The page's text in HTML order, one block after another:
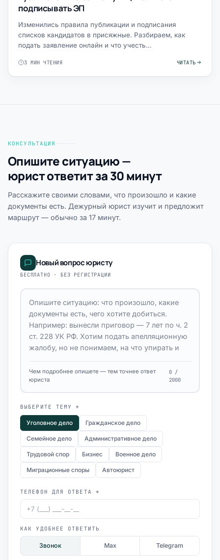
подписывать ЭП
Изменились правила публикации и подписания
списков кандидатов в присяжные. Разбираем, как
подать заявление онлайн и что учесть
3 МИН ЧТЕНИЯ ЧИТАТЬ
КОНСУЛЬТАЦИЯ
Опишите ситуацию —
юрист ответит за 30 минут
Расскажите своими словами, что произошло и какие
документы есть. Дежурный юрист изучит и предложит
маршрут — обычно за 17 минут.
Новый вопрос юристу
БЕСПЛАТНО · БЕЗ РЕГИСТРАЦИИ
Чем подробнее опишете — тем точнее ответ
юриста
0 /
2000
ВЫБЕРИТЕ ТЕМУ *
Уголовное дело Гражданское дело
Семейное дело Административное дело
Трудовой спор Бизнес Военное дело
Миграционные споры Автоюрист
ТЕЛЕФОН ДЛЯ ОТВЕТА *
КАК УДОБНЕЕ ОТВЕТИТЬ
Звонок Max Telegram